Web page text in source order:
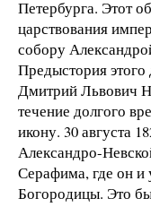
Петербурга. Этот
царствования
собору
Предыстория
Дмитрий Львович
течение долгого
икону. 30 августа
Александро-
Серафима, где он и
Богородицы. Это